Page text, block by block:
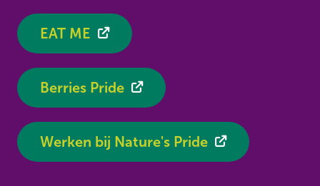
EAT ME
Berries Pride
Werken bij Nature's Pride